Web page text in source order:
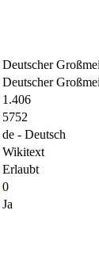
Deutscher
Deutscher
1.406
5752
de - Deutsch
Wikitext
Erlaubt
0
Ja